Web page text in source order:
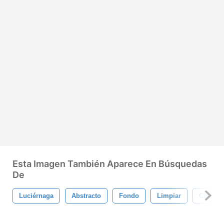
Esta Imagen También Aparece En Búsquedas
De
Luciérnaga Abstracto Fondo Limpiar Color